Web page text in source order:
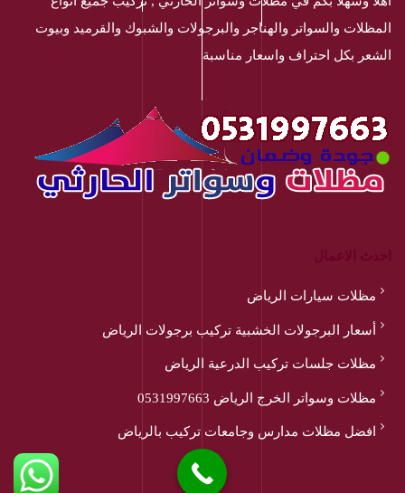
المظلات والسواتر والهناجر والبرجولات والشبوك والقرميد وبيوت
الشعر بكل احتراف واسعار مناسبة
مظلات سيارات الرياض
أسعار البرجولات الخشبية تركيب برجولات الرياض
مظلات جلسات تركيب الدرعية الرياض
مظلات وسواتر الخرج الرياض 0531997663
افضل مظلات مدارس وجامعات تركيب بالرياض